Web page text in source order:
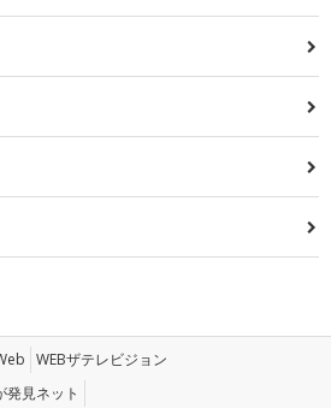
WEBザテレビジョン
発見ネット